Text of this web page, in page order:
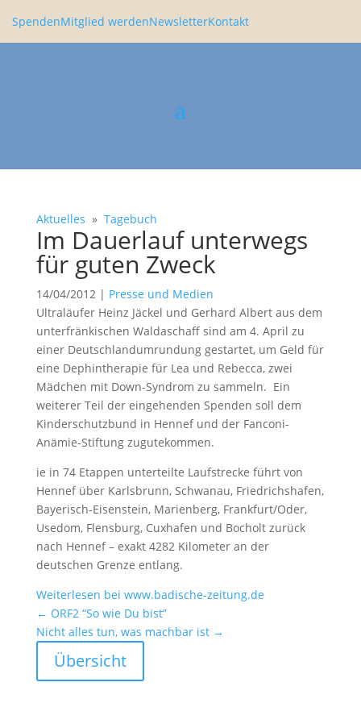
SpendenMitglied werdenNewsletterKontakt
Aktuelles » Tagebuch
Im Dauer­lauf unter­wegs
für guten Zweck
14/04/2012| Presse und Medien
Ultra­l­äufer Heinz Jäckel und Gerhard Albert aus dem
unter­frän­ki­schen Waldaschaff sind am 4. April zu
einer Deutsch­land­um­run­dung gestartet, um Geld für
eine Dephin­the­rapie für Lea und Rebecca, zwei
Mädchen mit Down-Syndrom zu sammeln. Ein
weiterer Teil der einge­henden Spenden soll dem
Kinder­schutz­bund in Hennef und der Fanconi-
Anämie-Stiftung zugute­kommen.
ie in 74 Etappen unter­teilte Laufstrecke führt von
Hennef über Karls­brunn, Schwanau, Fried­richs­hafen,
Bayerisch-Eisen­stein, Marien­berg, Frankfurt/Oder,
Usedom, Flens­burg, Cuxhafen und Bocholt zurück
nach Hennef – exakt 4282 Kilometer an der
deutschen Grenze entlang.
Weiter­lesen bei www.badische-zeitung.de
← ORF2 “So wie Du bist”
Nicht alles tun, was machbar ist→
Übersicht